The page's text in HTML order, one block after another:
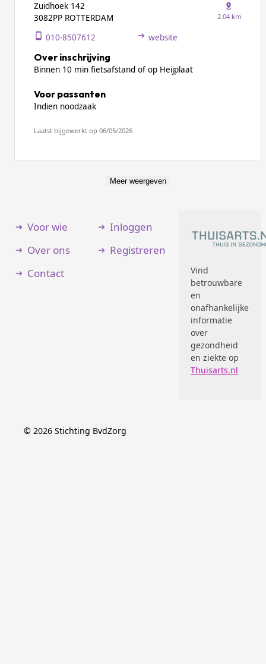
Zuidhoek 142
3082PP ROTTERDAM
2.04 km
010-8507612 website
Over inschrijving
Binnen 10 min fietsafstand of op Heijplaat
Voor passanten
Indien noodzaak
Laatst bijgewerkt op 06/05/2026
Meer weergeven
Voor wie
Over ons
Contact
Inloggen
Registreren
Vind
betrouwbare
en
onafhankelijke
informatie
over
gezondheid
en ziekte op
Thuisarts.nl
© 2026 Stichting BvdZorg